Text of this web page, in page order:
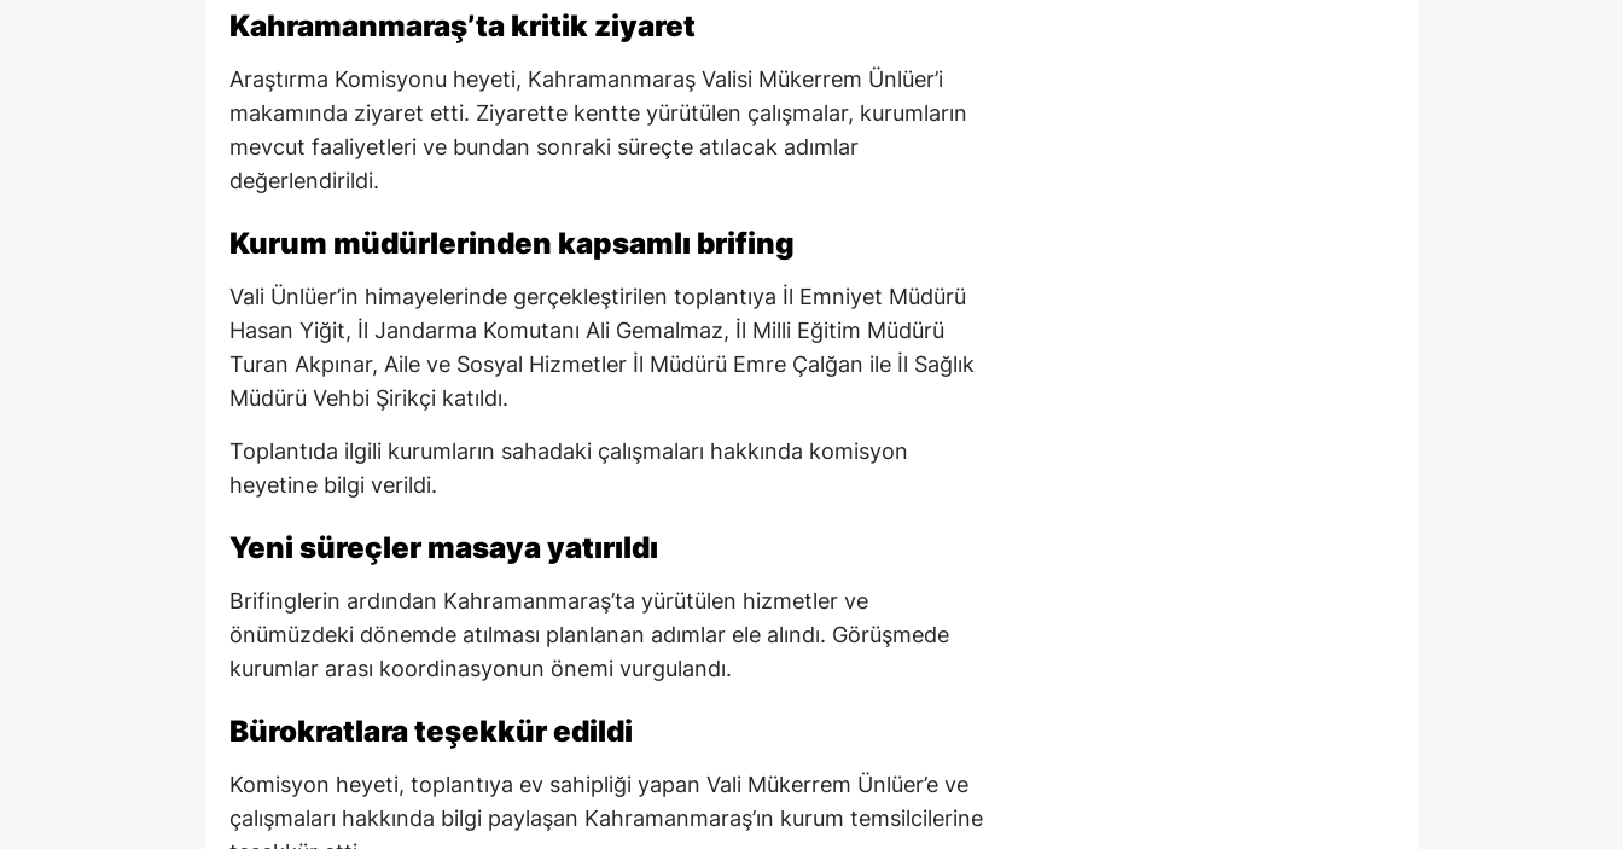
Kahramanmaraş’ta kritik ziyaret
Araştırma Komisyonu heyeti, Kahramanmaraş Valisi Mükerrem Ünlüer’i
makamında ziyaret etti. Ziyarette kentte yürütülen çalışmalar, kurumların
mevcut faaliyetleri ve bundan sonraki süreçte atılacak adımlar
değerlendirildi.
Kurum müdürlerinden kapsamlı brifing
Vali Ünlüer’in himayelerinde gerçekleştirilen toplantıya İl Emniyet Müdürü
Hasan Yiğit, İl Jandarma Komutanı Ali Gemalmaz, İl Milli Eğitim Müdürü
Turan Akpınar, Aile ve Sosyal Hizmetler İl Müdürü Emre Çalğan ile İl Sağlık
Müdürü Vehbi Şirikçi katıldı.
Toplantıda ilgili kurumların sahadaki çalışmaları hakkında komisyon
heyetine bilgi verildi.
Yeni süreçler masaya yatırıldı
Brifinglerin ardından Kahramanmaraş’ta yürütülen hizmetler ve
önümüzdeki dönemde atılması planlanan adımlar ele alındı. Görüşmede
kurumlar arası koordinasyonun önemi vurgulandı.
Bürokratlara teşekkür edildi
Komisyon heyeti, toplantıya ev sahipliği yapan Vali Mükerrem Ünlüer’e ve
çalışmaları hakkında bilgi paylaşan Kahramanmaraş’ın kurum temsilcilerine